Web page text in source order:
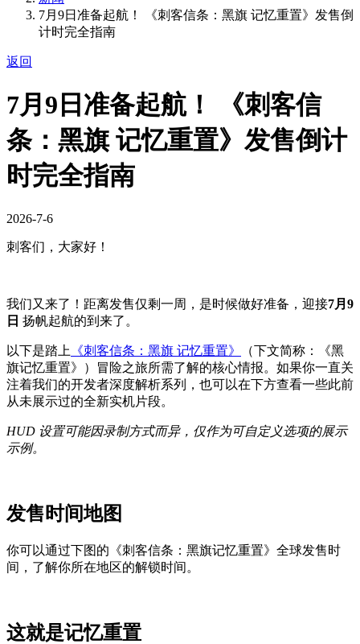
7月9日准备起航！ 《刺客信条：黑旗 记忆重置》发售倒
计时完全指南
返回
7月9日准备起航！ 《刺客信
条：黑旗 记忆重置》发售倒计
时完全指南
2026-7-6
刺客们，大家好！
我们又来了！距离发售仅剩一周，是时候做好准备，迎接7月9
日 扬帆起航的到来了。
以下是踏上 《刺客信条：黑旗 记忆重置》
（下文简称：《黑
旗记忆重置》）冒险之旅所需了解的核心情报。如果你一直关
注着我们的开发者深度解析系列，也可以在下方查看一些此前
从未展示过的全新实机片段。
HUD 设置可能因录制方式而异，仅作为可自定义选项的展示
示例。
发售时间地图
你可以通过下图的《刺客信条：黑旗记忆重置》全球发售时
间，了解你所在地区的解锁时间。
这就是记忆重置